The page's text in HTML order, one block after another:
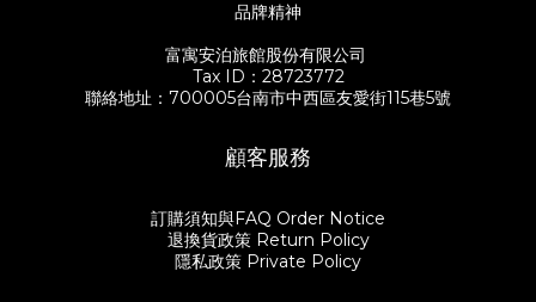
品牌精神
富寓安泊旅館股份有限公司
Tax ID：28723772
聯絡地址：700005台南市中西區友愛街115巷5號
顧客服務
訂購須知與FAQ Order Notice
退換貨政策 Return Policy
隱私政策 Private Policy